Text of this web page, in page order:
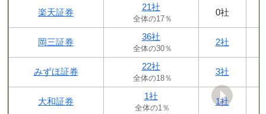
楽天証券
21社
全体の17％
0社
岡三証券
36社
全体の30％
2社
みずほ証券
22社
全体の18％
3社
大和証券
1社
全体の1％
1社